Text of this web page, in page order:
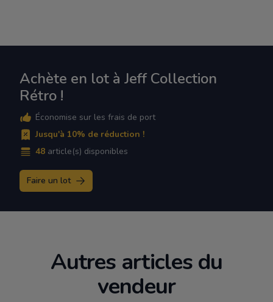
Achète en lot à Jeff Collection
Rétro !
Économise sur les frais de port
Jusqu'à 10% de réduction !
48 article(s) disponibles
Faire un lot
Autres articles du
vendeur